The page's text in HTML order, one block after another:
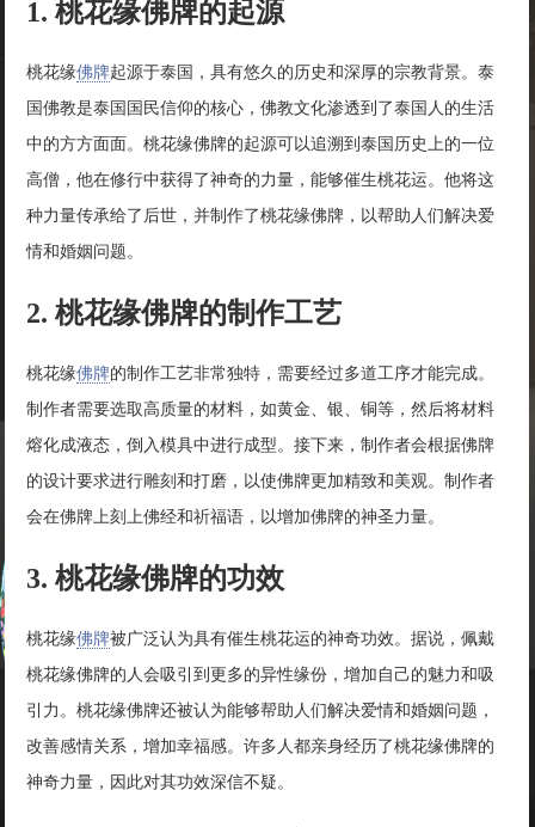
1. 桃花缘佛牌的起源
桃花缘佛牌起源于泰国，具有悠久的历史和深厚的宗教背景。泰
国佛教是泰国国民信仰的核心，佛教文化渗透到了泰国人的生活
中的方方面面。桃花缘佛牌的起源可以追溯到泰国历史上的一位
高僧，他在修行中获得了神奇的力量，能够催生桃花运。他将这
种力量传承给了后世，并制作了桃花缘佛牌，以帮助人们解决爱
情和婚姻问题。
2. 桃花缘佛牌的制作工艺
桃花缘佛牌的制作工艺非常独特，需要经过多道工序才能完成。
制作者需要选取高质量的材料，如黄金、银、铜等，然后将材料
熔化成液态，倒入模具中进行成型。接下来，制作者会根据佛牌
的设计要求进行雕刻和打磨，以使佛牌更加精致和美观。制作者
会在佛牌上刻上佛经和祈福语，以增加佛牌的神圣力量。
3. 桃花缘佛牌的功效
桃花缘佛牌被广泛认为具有催生桃花运的神奇功效。据说，佩戴
桃花缘佛牌的人会吸引到更多的异性缘份，增加自己的魅力和吸
引力。桃花缘佛牌还被认为能够帮助人们解决爱情和婚姻问题，
改善感情关系，增加幸福感。许多人都亲身经历了桃花缘佛牌的
神奇力量，因此对其功效深信不疑。